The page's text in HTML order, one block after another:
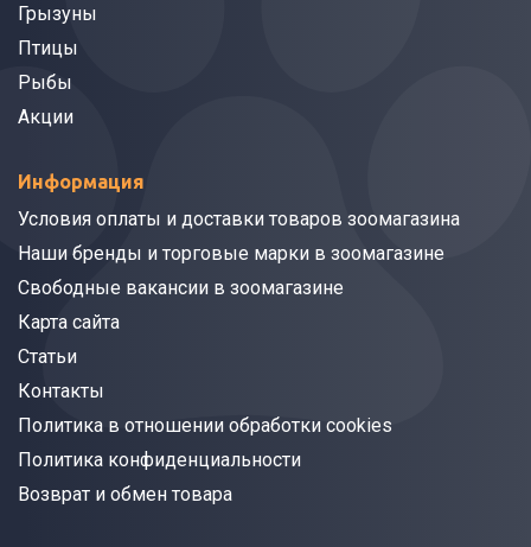
Грызуны
Птицы
Рыбы
Акции
Информация
Условия оплаты и доставки товаров зоомагазина
Наши бренды и торговые марки в зоомагазине
Свободные вакансии в зоомагазине
Карта сайта
Статьи
Контакты
Политика в отношении обработки cookies
Политика конфиденциальности
Возврат и обмен товара